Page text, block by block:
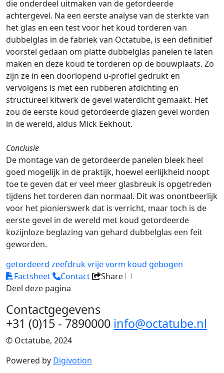
die onderdeel uitmaken van de getordeerde
achtergevel. Na een eerste analyse van de sterkte van
het glas en een test voor het koud torderen van
dubbelglas in de fabriek van Octatube, is een definitief
voorstel gedaan om platte dubbelglas panelen te laten
maken en deze koud te torderen op de bouwplaats. Zo
zijn ze in een doorlopend u-profiel gedrukt en
vervolgens is met een rubberen afdichting en
structureel kitwerk de gevel waterdicht gemaakt. Het
zou de eerste koud getordeerde glazen gevel worden
in de wereld, aldus Mick Eekhout.
Conclusie
De montage van de getordeerde panelen bleek heel
goed mogelijk in de praktijk, hoewel eerlijkheid noopt
toe te geven dat er veel meer glasbreuk is opgetreden
tijdens het torderen dan normaal. Dit was onontbeerlijk
voor het pionierswerk dat is verricht, maar toch is de
eerste gevel in de wereld met koud getordeerde
kozijnloze beglazing van gehard dubbelglas een feit
geworden.
getordeerd zeefdrukvrije vorm koud gebogen
Factsheet
Contact
Share
Deel deze pagina
Contactgegevens
+31 (0)15 - 7890000 info@octatube.nl
© Octatube, 2024
Powered by Digivotion